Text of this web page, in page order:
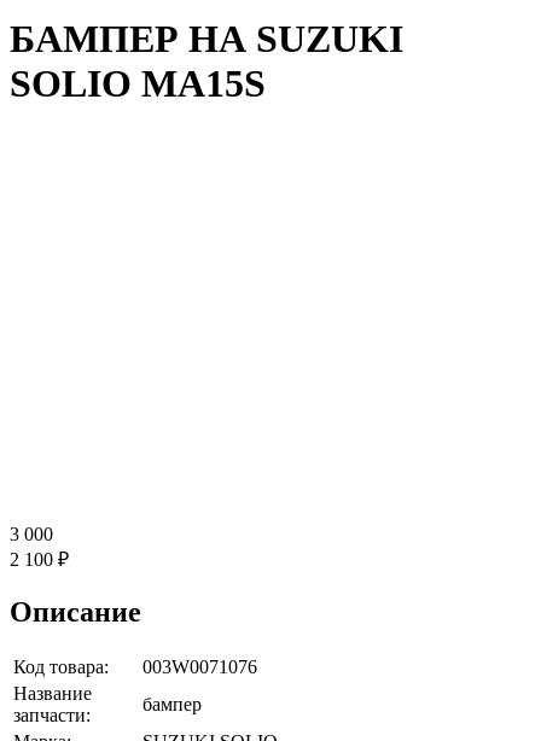
БАМПЕР НА SUZUKI
SOLIO MA15S
3 000
2 100 ₽
Описание
Код товара:
003W0071076
Название
запчасти:
бампер